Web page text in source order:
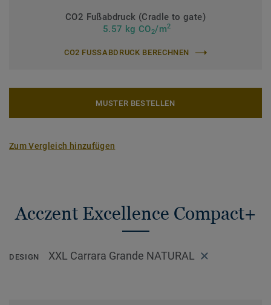
CO2 Fußabdruck (Cradle to gate)
5.57 kg CO2/m2
CO2 FUSSABDRUCK BERECHNEN
MUSTER BESTELLEN
Zum Vergleich hinzufügen
Acczent Excellence Compact+
DESIGN XXL Carrara Grande NATURAL